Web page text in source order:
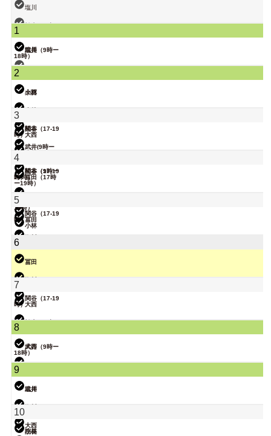
武井
時）
院長
塩川
18時）
武井
時）
1
塩川（9時ー
18時）
小林
関谷（17-19
時）
2
大西
松本
武井(9時ー
18時)
関谷（17-19
時）
3
大西
松本（9時ー
18時）
関谷（17-19
時）
4
冨田（17時
ー19時）
18時）
小林
5
冨田
6
冨田
関谷（17-19
時）
7
大西
18時）
武井
時）
8
大西（9時ー
18時）
武井
時）
院長
9
塩川
大西
10
小林